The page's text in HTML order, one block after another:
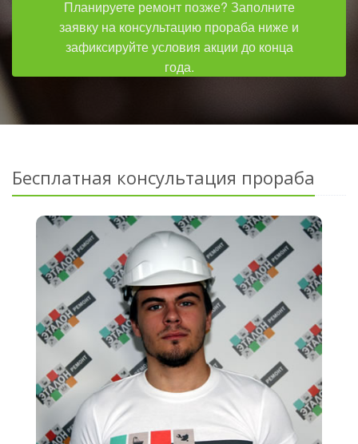
Планируете ремонт позже? Заполните
заявку на консультацию прораба ниже и
зафиксируйте условия акции до конца
года.
Бесплатная консультация прораба